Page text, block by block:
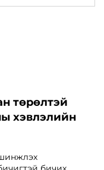
төрөлтэй
хэвлэлийн